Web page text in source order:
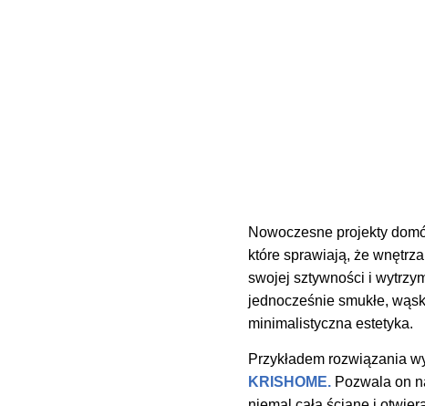
Nowoczesne projekty
które sprawiają, że
swojej sztywności i
jednocześnie smukłe,
minimalistyczna estetyka.
Przykładem rozwiązania
KRISHOME. Pozwala on